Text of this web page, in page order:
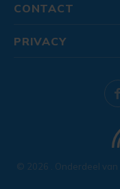
CONTACT
© 2026 . Onderdeel van
PRIVACY